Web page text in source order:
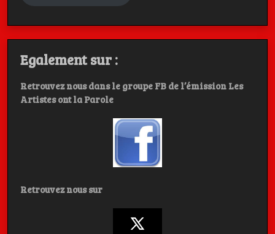
Egalement sur :
Retrouvez nous dans le groupe FB de l’émission Les
Artistes ont la Parole
Retrouvez nous sur